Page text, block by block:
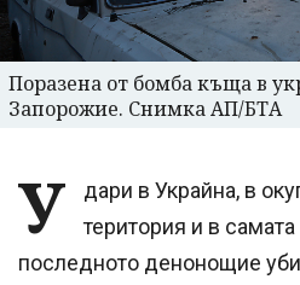
Поразена от бомба къща в
Запорожие. Снимка АП/БТА
У
дари в Украйна, в
територия и в
последното денонощие